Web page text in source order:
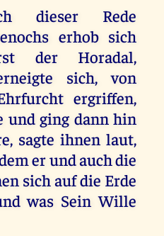
dieser Rede
erhob sich
der Horadal,
sich, von
ergriffen,
und ging dann hin
sagte ihnen laut,
er und auch die
sich auf die Erde
was Sein Wille